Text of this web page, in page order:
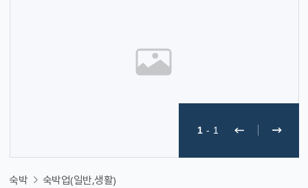
1 - 1
숙박 숙박업(일반,생활)